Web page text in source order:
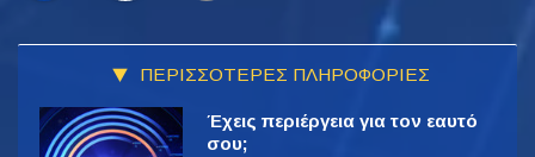
ΠΕΡΙΣΣΟΤΕΡΕΣ ΠΛΗΡΟΦΟΡΙΕΣ
Έχεις περιέργεια για τον εαυτό
σου;